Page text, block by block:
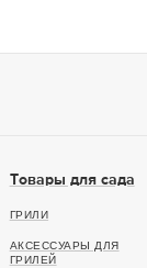
Товары для сада
ГРИЛИ
АКСЕССУАРЫ ДЛЯ
ГРИЛЕЙ